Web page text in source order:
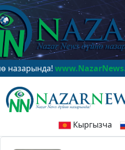
www.NazarNews.kg
Кыргызча